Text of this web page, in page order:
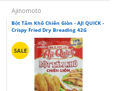
Ajinomoto
Bột Tẩm Khô Chiên Giòn - AJI QUICK -
Crispy Fried Dry Breading 42G
SALE